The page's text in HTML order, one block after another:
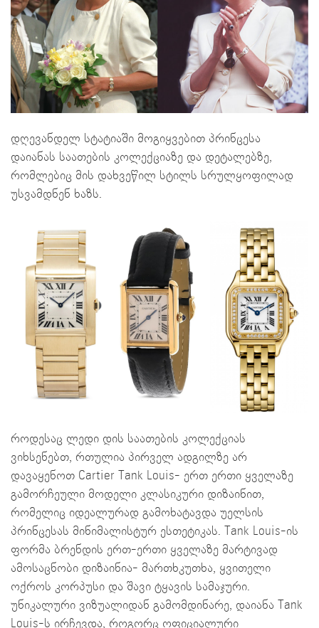
დღევანდელ სტატიაში მოგიყვებით პრინცესა
დაიანას საათების კოლექციაზე და დეტალებზე,
რომლებიც მის დახვეწილ სტილს სრულყოფილად
უსვამდნენ ხაზს.
როდესაც ლედი დის საათების კოლექციას
ვიხსენებთ, რთულია პირველ ადგილზე არ
დავაყენოთ Cartier Tank Louis- ერთ ერთი ყველაზე
გამორჩეული მოდელი კლასიკური დიზაინით,
რომელიც იდეალურად გამოხატავდა უელსის
პრინცესას მინიმალისტურ ესთეტიკას. Tank Louis-ის
ფორმა ბრენდის ერთ-ერთი ყველაზე მარტივად
ამოსაცნობი დიზაინია- მართხკუთხა, ყვითელი
ოქროს კორპუსი და შავი ტყავის სამაჯური.
უნიკალური ვიზუალიდან გამომდინარე, დაიანა Tank
Louis-ს ირჩევდა, როგორც ოფიციალური